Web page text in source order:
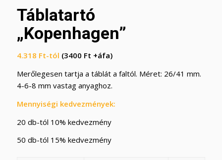
Táblatartó
„Kopenhagen”
4.318 Ft-tól (3400 Ft +áfa)
Merőlegesen tartja a táblát a faltól. Méret: 26/41 mm.
4-6-8 mm vastag anyaghoz.
Mennyiségi kedvezmények:
20 db-tól 10% kedvezmény
50 db-tól 15% kedvezmény